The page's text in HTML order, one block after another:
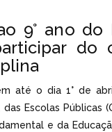
9° ano
do
até o dia 1° de
Escolas Públicas
e da